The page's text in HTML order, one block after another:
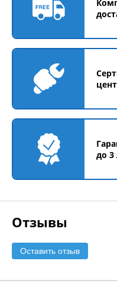
до 3
Отзывы
Оставить отзыв